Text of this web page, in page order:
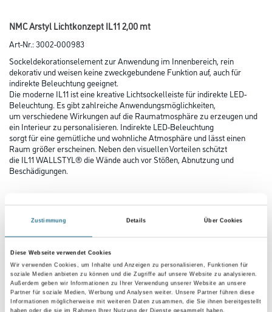
Zustimmung Details Über Cookies
Diese Webseite verwendet Cookies
Wir verwenden Cookies, um Inhalte und Anzeigen zu personalisieren, Funktionen für
soziale Medien anbieten zu können und die Zugriffe auf unsere Website zu analysieren.
Außerdem geben wir Informationen zu Ihrer Verwendung unserer Website an unsere
Partner für soziale Medien, Werbung und Analysen weiter. Unsere Partner führen diese
Informationen möglicherweise mit weiteren Daten zusammen, die Sie ihnen bereitgestellt
haben oder die sie im Rahmen Ihrer Nutzung der Dienste gesammelt haben.
NMC Arstyl Lichtkonzept IL11 2,00 mt
Art-Nr.:3002-000983
Sockeldekorationselement zur Anwendung im Innenbereich, rein
dekorativ und weisen keine zweckgebundene Funktion auf, auch für
indirekte Beleuchtung geeignet.
Die moderne IL11 ist eine kreative Lichtsockelleiste für indirekte LED-
Beleuchtung. Es gibt zahlreiche Anwendungsmöglichkeiten,
um verschiedene Wirkungen auf die Raumatmosphäre zu erzeugen und
ein Interieur zu personalisieren. Indirekte LED-Beleuchtung
sorgt für eine gemütliche und wohnliche Atmosphäre und lässt einen
Raum größer erscheinen. Neben den visuellen Vorteilen schützt
die IL11 WALLSTYL® die Wände auch vor Stößen, Abnutzung und
Beschädigungen.
Gebinde